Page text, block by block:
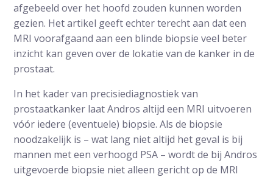
afgebeeld over het hoofd zouden kunnen worden
gezien. Het artikel geeft echter terecht aan dat een
MRI voorafgaand aan een blinde biopsie veel beter
inzicht kan geven over de lokatie van de kanker in de
prostaat.
In het kader van precisiediagnostiek van
prostaatkanker laat Andros altijd een MRI uitvoeren
vóór iedere (eventuele) biopsie. Als de biopsie
noodzakelijk is – wat lang niet altijd het geval is bij
mannen met een verhoogd PSA – wordt de bij Andros
uitgevoerde biopsie niet alleen gericht op de MRI